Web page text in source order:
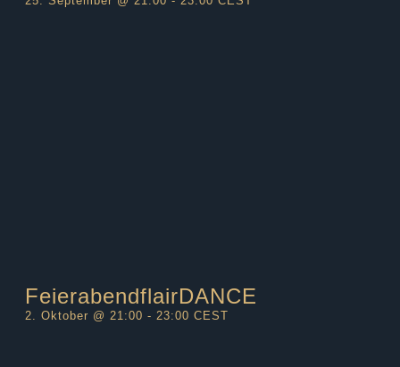
FeierabendflairDANCE
2. Oktober @ 21:00 - 23:00 CEST